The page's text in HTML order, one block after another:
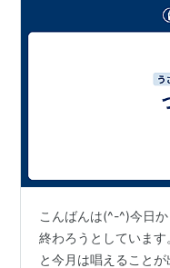
こんばんは(^-^)今日
終わろうとしていま
と今月は唱えること